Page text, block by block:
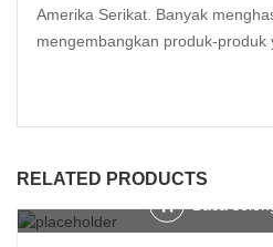
Amerika Serikat. Banyak
mengembangkan produk-produk
RELATED PRODUCTS
Baca